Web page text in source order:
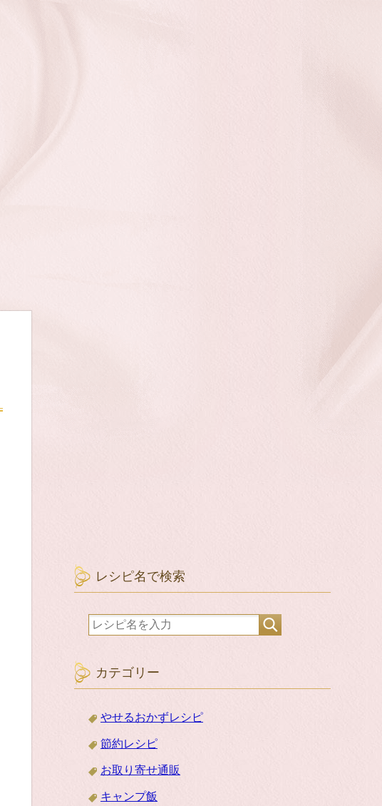
レシピ名で検索
カテゴリー
やせるおかずレシピ
節約レシピ
お取り寄せ通販
キャンプ飯